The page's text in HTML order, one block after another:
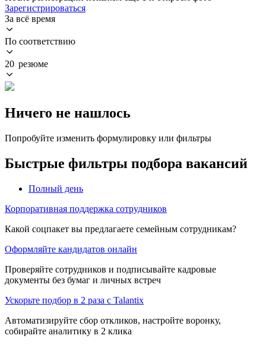
Зарегистрироваться
За всё время
По соответствию
20 резюме
Ничего не нашлось
Попробуйте изменить формулировку или фильтры
Быстрые фильтры подбора вакансий
Полный день
Корпоративная поддержка сотрудников
Какой соцпакет вы предлагаете семейным сотрудникам?
Оформляйте кандидатов онлайн
Проверяйте сотрудников и подписывайте кадровые
документы без бумаг и личных встреч
Ускорьте подбор в 2 раза с Talantix
Автоматизируйте сбор откликов, настройте воронку,
собирайте аналитику в 2 клика